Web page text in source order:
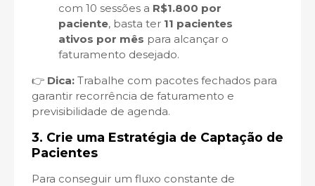
com 10 sessões a R$1.800 por
paciente, basta ter 11 pacientes
ativos por mês para alcançar o
faturamento desejado.
👉 Dica: Trabalhe com pacotes fechados para
garantir recorrência de faturamento e
previsibilidade de agenda.
3. Crie uma Estratégia de Captação de
Pacientes
Para conseguir um fluxo constante de